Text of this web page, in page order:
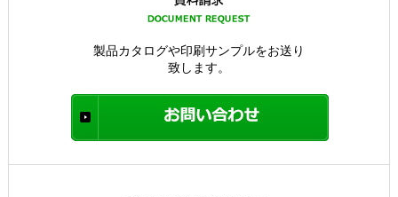
製品カタログや印刷サンプルをお送り
致します。